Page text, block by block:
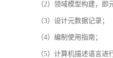
（2）领域模型构建，即
（3）设计元数据记录；
（4）编制使用指南；
（5）计算机描述语言进